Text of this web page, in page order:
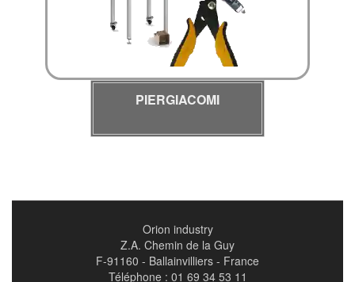
PIERGIACOMI
Orion industry
Z.A. Chemin de la Guy
F-91160 - Ballainvilliers - France
Téléphone : 01 69 34 53 11